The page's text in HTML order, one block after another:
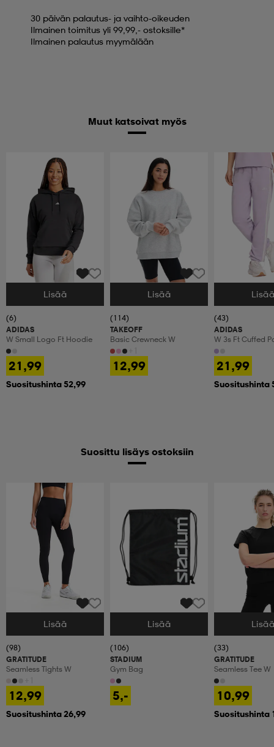
30 päivän palautus- ja vaihto-oikeuden
Ilmainen toimitus yli 99,99,- ostoksille*
Ilmainen palautus myymälään
Muut katsoivat myös
Valitse Koko
Lisää
(6)
ADIDAS
W Small Logo Ft Hoodie
21,99
Suositushinta 52,99
Valitse Koko
Lisää
(114)
TAKEOFF
Basic Crewneck W
12,99
Valitse Koko
(43)
ADIDAS
W 3s Ft Cuffed
21,99
Suositushinta
Suosittu lisäys ostoksiin
Valitse Koko
Lisää
(98)
GRATITUDE
Seamless Tights W
12,99
Suositushinta 26,99
Valitse Koko
Lisää
(106)
STADIUM
Gym Bag
5,-
Valitse Koko
(33)
GRATITUDE
Seamless Tee W
10,99
Suositushinta